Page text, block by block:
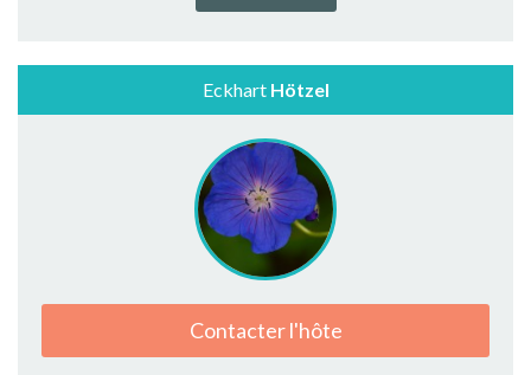
Eckhart Hötzel
Contacter l'hôte